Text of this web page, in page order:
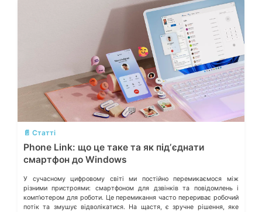
💬
📄 Статті
Phone Link: що це таке та як підʼєднати
смартфон до Windows
У сучасному цифровому світі ми постійно перемикаємося між
різними пристроями: смартфоном для дзвінків та повідомлень і
компʼютером для роботи. Це перемикання часто перериває робочий
потік та змушує відволікатися. На щастя, є зручне рішення, яке